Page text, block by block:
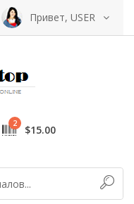
Привет, USER
2 $15.00